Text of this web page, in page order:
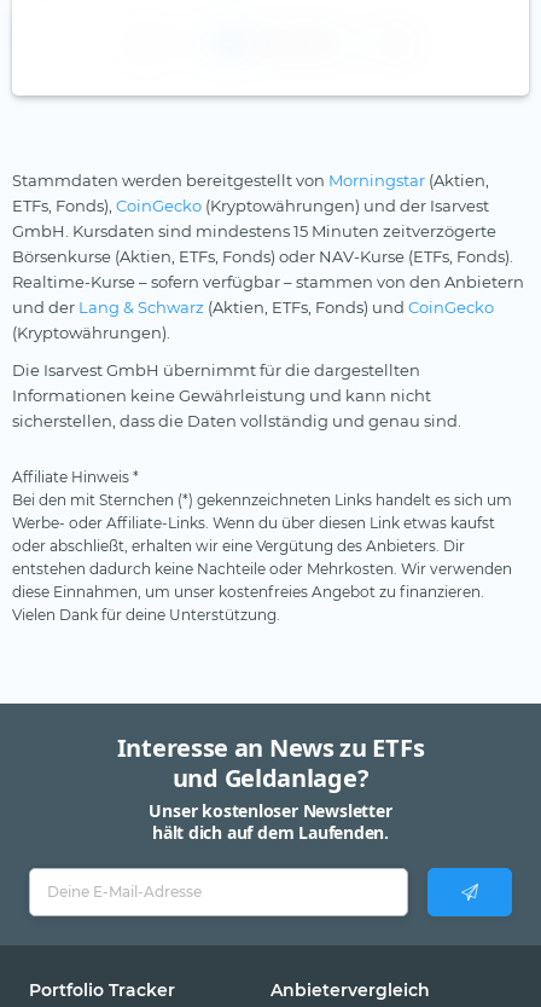
Stammdaten werden bereitgestellt von Morningstar (Aktien,
ETFs, Fonds), CoinGecko (Kryptowährungen) und der Isarvest
GmbH. Kursdaten sind mindestens 15 Minuten zeitverzögerte
Börsenkurse (Aktien, ETFs, Fonds) oder NAV-Kurse (ETFs, Fonds).
Realtime-Kurse – sofern verfügbar – stammen von den Anbietern
und der Lang & Schwarz (Aktien, ETFs, Fonds) und CoinGecko
(Kryptowährungen).
Die Isarvest GmbH übernimmt für die dargestellten
Informationen keine Gewährleistung und kann nicht
sicherstellen, dass die Daten vollständig und genau sind.
Affiliate Hinweis *
Bei den mit Sternchen (*) gekennzeichneten Links handelt es sich um
Werbe- oder Affiliate-Links. Wenn du über diesen Link etwas kaufst
oder abschließt, erhalten wir eine Vergütung des Anbieters. Dir
entstehen dadurch keine Nachteile oder Mehrkosten. Wir verwenden
diese Einnahmen, um unser kostenfreies Angebot zu finanzieren.
Vielen Dank für deine Unterstützung.
Interesse an News zu ETFs
und Geldanlage?
Unser kostenloser Newsletter
hält dich auf dem Laufenden.
Portfolio Tracker Anbietervergleich